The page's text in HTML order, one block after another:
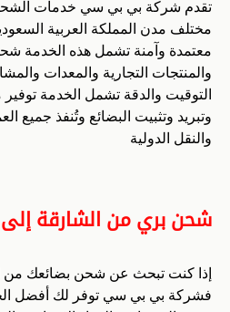
تقدم شركة بي بي سي خدمات
مختلف مدن المملكة العربية
معتمدة وآمنة تشمل هذه الخدمة
والمنتجات التجارية والمعدات
التوقيت والدقة تشمل الخدمة
وتبريد وتثبيت البضائع وتُنفذ جميع
والنقل الدولية
شحن بري من الشارقة
إذا كنت تبحث عن شحن بضائعك من
فشركة بي بي سي توفر لك أفضل